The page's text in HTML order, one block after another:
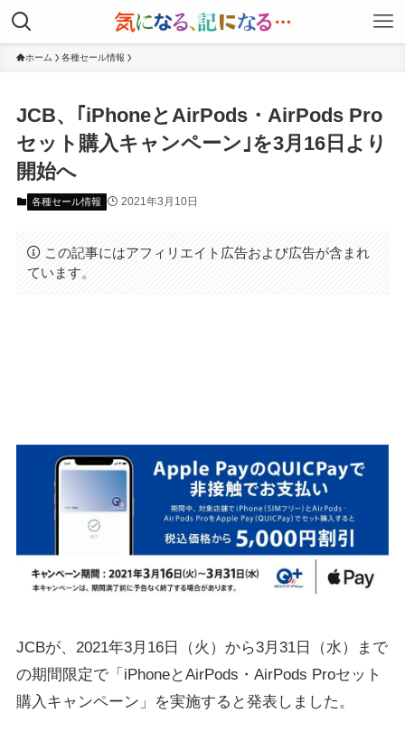
ホーム 各種セール情報
JCB、｢iPhoneとAirPods・AirPods Pro
セット購入キャンペーン｣を3月16日より
開始へ
各種セール情報 2021年3月10日
この記事にはアフィリエイト広告および広告が含まれ
ています。
JCBが、2021年3月16日（火）から3月31日（水）まで
の期間限定で「iPhoneとAirPods・AirPods Proセット
購入キャンペーン」を実施すると発表しました。